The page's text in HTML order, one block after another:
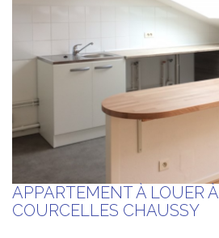
APPARTEMENT À LOUER À
COURCELLES CHAUSSY